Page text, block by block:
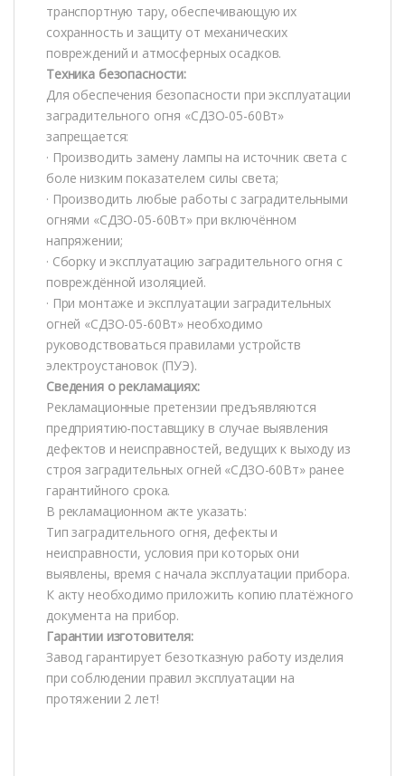
транспортную тару, обеспечивающую их
сохранность и защиту от механических
повреждений и атмосферных осадков.
Техника безопасности:
Для обеспечения безопасности при эксплуатации
заградительного огня «СДЗО-05-60Вт»
запрещается:
· Производить замену лампы на источник света с
боле низким показателем силы света;
· Производить любые работы с заградительными
огнями «СДЗО-05-60Вт» при включённом
напряжении;
· Сборку и эксплуатацию заградительного огня с
повреждённой изоляцией.
· При монтаже и эксплуатации заградительных
огней «СДЗО-05-60Вт» необходимо
руководствоваться правилами устройств
электроустановок (ПУЭ).
Сведения о рекламациях:
Рекламационные претензии предъявляются
предприятию-поставщику в случае выявления
дефектов и неисправностей, ведущих к выходу из
строя заградительных огней «СДЗО-60Вт» ранее
гарантийного срока.
В рекламационном акте указать:
Тип заградительного огня, дефекты и
неисправности, условия при которых они
выявлены, время с начала эксплуатации прибора.
К акту необходимо приложить копию платёжного
документа на прибор.
Гарантии изготовителя:
Завод гарантирует безотказную работу изделия
при соблюдении правил эксплуатации на
протяжении 2 лет!